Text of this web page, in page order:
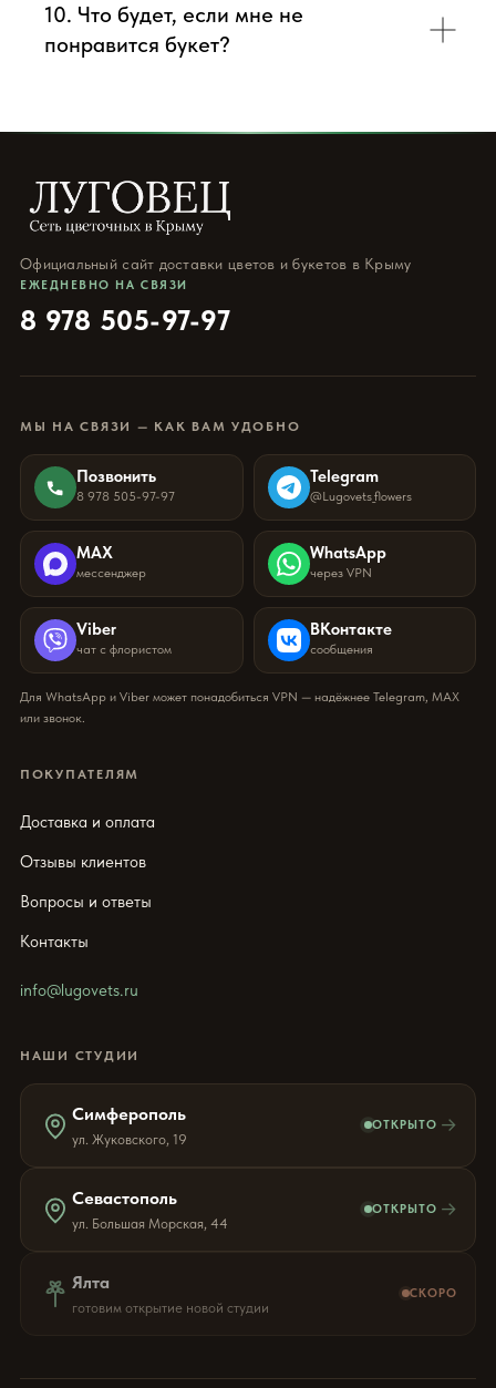
10. Что будет, если мне не
понравится букет?
Официальный сайт доставки цветов и букетов в Крыму
ЕЖЕДНЕВНО НА СВЯЗИ
8 978 505-97-97
МЫ НА СВЯЗИ — КАК ВАМ УДОБНО
Позвонить
8 978 505-97-97
Telegram
@Lugovets_flowers
MAX
мессенджер
WhatsApp
через VPN
Viber
чат с флористом
ВКонтакте
сообщения
Для WhatsApp и Viber может понадобиться VPN — надёжнее Telegram, MAX
или звонок.
ПОКУПАТЕЛЯМ
Доставка и оплата
Отзывы клиентов
Вопросы и ответы
Контакты
info@lugovets.ru
НАШИ СТУДИИ
Симферополь
ул. Жуковского, 19
ОТКРЫТО →
Севастополь
ул. Большая Морская, 44
ОТКРЫТО →
Ялта
готовим открытие новой студии
СКОРО